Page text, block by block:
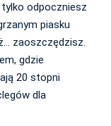
tylko odpoczniesz
piasku
zaoszczędzisz.
gdzie
20 stopni
dla